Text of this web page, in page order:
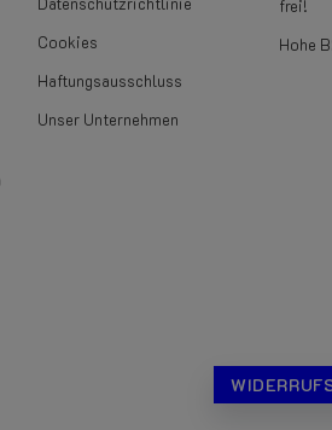
Cookies
Haftungsausschluss
Unser Unternehmen
frei!
Hohe